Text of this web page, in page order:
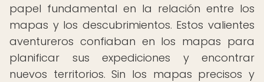
papel fundamental en la relación entre los
mapas y los descubrimientos. Estos valientes
aventureros confiaban en los mapas para
planificar sus expediciones y encontrar
nuevos territorios. Sin los mapas precisos y